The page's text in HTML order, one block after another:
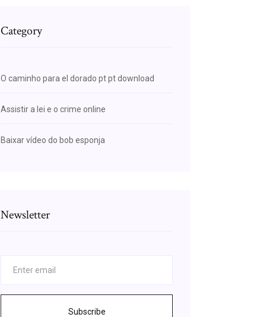
Category
O caminho para el dorado pt pt download
Assistir a lei e o crime online
Baixar vídeo do bob esponja
Newsletter
Subscribe